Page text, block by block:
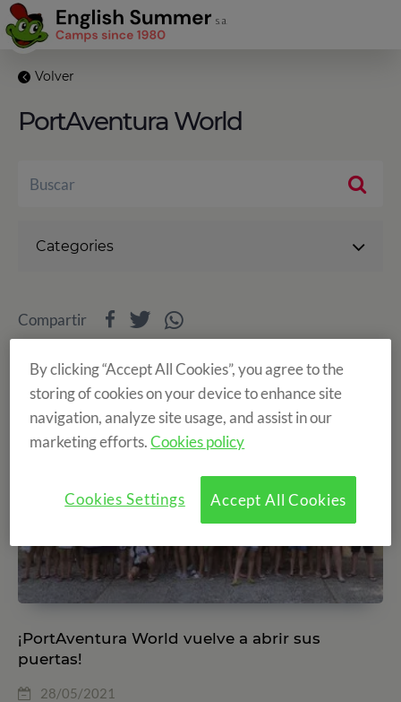
Volver
PortAventura World
¡PortAventura World vuelve a abrir sus
puertas!
28/05/2021
Categories
Compartir
By clicking “Accept All Cookies”, you agree to the
storing of cookies on your device to enhance site
navigation, analyze site usage, and assist in our
marketing efforts.Cookies policy
Accept All Cookies
Cookies Settings